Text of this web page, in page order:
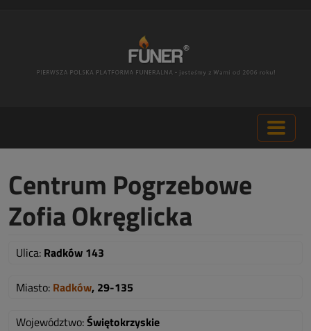
Centrum Pogrzebowe
Zofia Okręglicka
Ulica: Radków 143
Miasto: Radków, 29-135
Województwo:Świętokrzyskie